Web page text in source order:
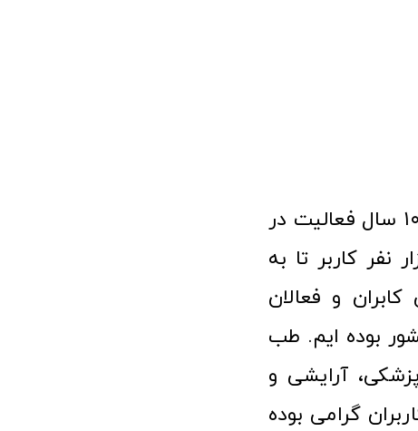
فروشگاه آنلاین تجهیزات پزشکی طب تولید با افتخار نزدیک به ۱۰ سال فعالیت در
لوازم پزشکی توانسته مورد اعتماد بیش از ۱۲۰ هزار نفر کاربر تا به
و فعالان
بوده ایم. طب
آرایشی و
گرامی بوده